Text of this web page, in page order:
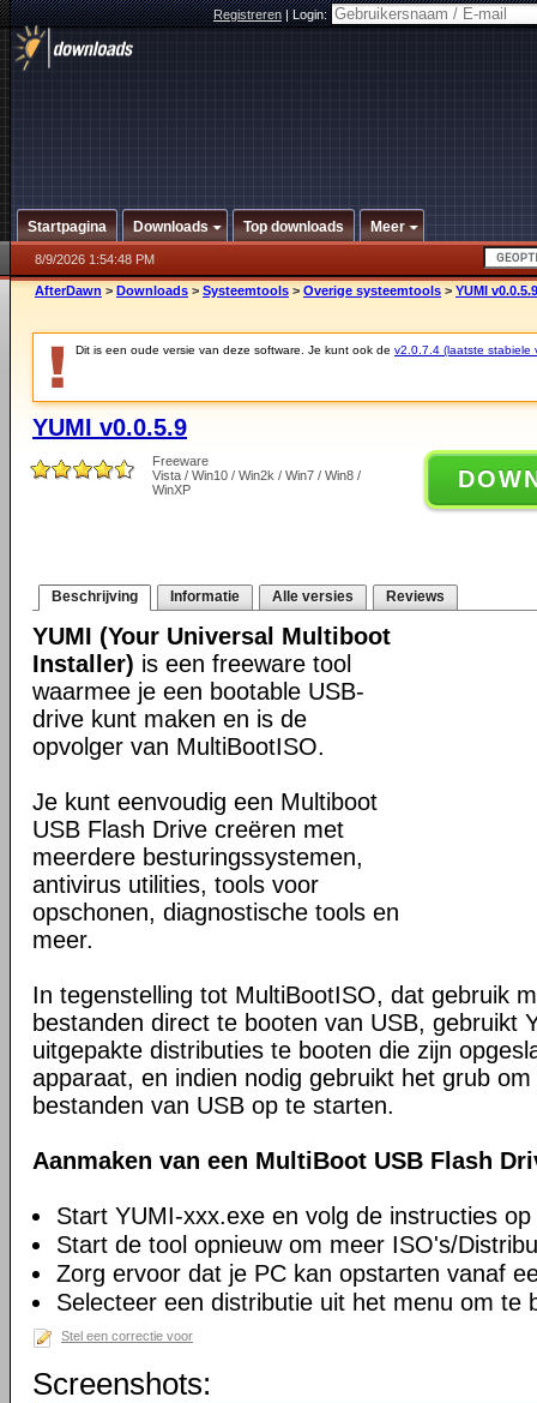
Registreren|Login:
Startpagina Downloads Top downloads Meer
8/9/2026 1:54:48 PM
AfterDawn > Downloads > Systeemtools > Overige systeemtools > YUMI v0.0.5.9
Dit is een oude versie van deze software. Je kunt ook de v2.0.7.4 (laatste stabiele
YUMI v0.0.5.9
Freeware
Vista / Win10 / Win2k / Win7 / Win8 /
WinXP
Beschrijving Informatie Alle versies Reviews
YUMI (Your Universal Multiboot
Installer) is een freeware tool
waarmee je een bootable USB-
drive kunt maken en is de
opvolger van MultiBootISO.
Je kunt eenvoudig een Multiboot
USB Flash Drive creëren met
meerdere besturingssystemen,
antivirus utilities, tools voor
opschonen, diagnostische tools en
meer.
In tegenstelling tot MultiBootISO, dat gebruik
bestanden direct te booten van USB, gebruikt
uitgepakte distributies te booten die zijn
apparaat, en indien nodig gebruikt het grub
bestanden van USB op te starten.
Aanmaken van een MultiBoot USB Flash
Start YUMI-xxx.exe en volg de instructies
Start de tool opnieuw om meer ISO's/
Zorg ervoor dat je PC kan opstarten vanaf
Selecteer een distributie uit het menu om te
Stel een correctie voor
Screenshots: